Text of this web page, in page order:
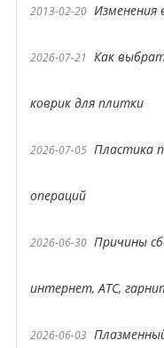
2013-02-20 Изменения
2026-07-21 Как
коврик для плитки
2026-07-05 Пластика
операций
2026-06-30 Причины
интернет, АТС,
2026-06-03